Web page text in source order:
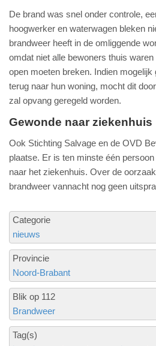
De brand was snel onder controle,
hoogwerker en waterwagen bleken
brandweer heeft in de omliggende
omdat niet alle bewoners thuis
open moeten breken. Indien
terug naar hun woning, mocht dit
zal opvang geregeld worden.
Gewonde naar ziekenhuis
Ook Stichting Salvage en de OVD
plaatse. Er is ten minste één
naar het ziekenhuis. Over de
brandweer vannacht nog geen
Categorie
nieuws
Provincie
Noord-Brabant
Blik op 112
Brandweer
Tag(s)